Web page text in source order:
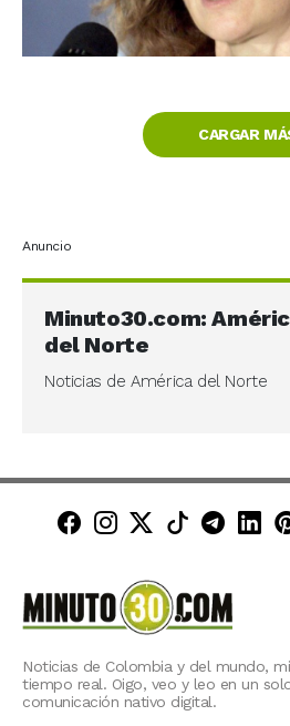
CARGAR
Anuncio
Minuto30.com:
del Norte
Noticias de América del Norte
Minuto30 en
Minuto30 en
Minuto30 en
Minuto30
Noticias de Colombia y del mundo,
tiempo real. Oigo, veo y leo en un
comunicación nativo digital.